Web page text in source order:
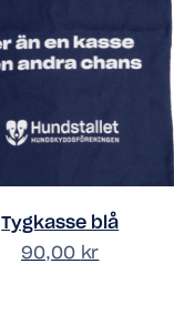
Tygkasse blå
90,00 kr